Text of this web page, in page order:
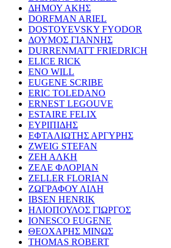
ΔΗΜΟΥ ΑΚΗΣ
DORFMAN ARIEL
DOSTOYEVSKY FYODOR
ΔΟΥΜΟΣ ΓΙΑΝΝΗΣ
DURRENMATT FRIEDRICH
ELICE RICK
ENO WILL
EUGENE SCRIBE
ERIC TOLEDANO
ERNEST LEGOUVE
ESTAIRE FELIX
ΕΥΡΙΠΙΔΗΣ
ΕΦΤΑΛΙΩΤΗΣ ΑΡΓΥΡΗΣ
ZWEIG STEFAN
ΖΕΗ ΑΛΚΗ
ΖΕΛΕ ΦΛΟΡΙΑΝ
ZELLER FLORIAN
ΖΩΓΡΑΦΟΥ ΛΙΛΗ
IBSEN HENRIK
ΗΛΙΟΠΟΥΛΟΣ ΓΙΩΡΓΟΣ
IONESCO EUGENE
ΘΕΟΧΑΡΗΣ ΜΙΝΩΣ
THOMAS ROBERT